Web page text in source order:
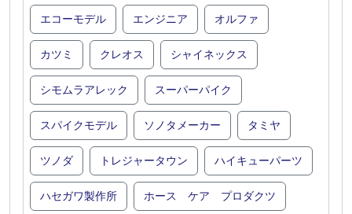
エコーモデル エンジニア オルファ
カツミ クレオス シャイネックス
シモムラアレック スーパーパイク
スパイクモデル ソノタメーカー タミヤ
ツノダ トレジャータウン ハイキューパーツ
ハセガワ製作所 ホース ケア プロダクツ